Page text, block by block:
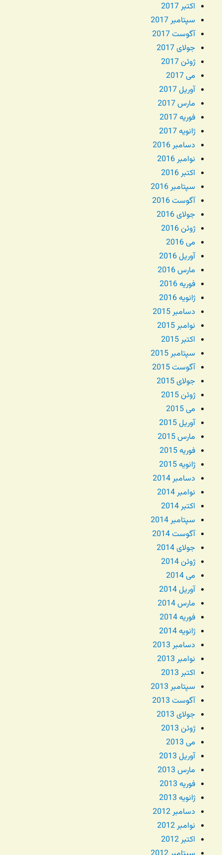
اکتبر 2017
سپتامبر 2017
آگوست 2017
جولای 2017
ژوئن 2017
می 2017
آوریل 2017
مارس 2017
فوریه 2017
ژانویه 2017
دسامبر 2016
نوامبر 2016
اکتبر 2016
سپتامبر 2016
آگوست 2016
جولای 2016
ژوئن 2016
می 2016
آوریل 2016
مارس 2016
فوریه 2016
ژانویه 2016
دسامبر 2015
نوامبر 2015
اکتبر 2015
سپتامبر 2015
آگوست 2015
جولای 2015
ژوئن 2015
می 2015
آوریل 2015
مارس 2015
فوریه 2015
ژانویه 2015
دسامبر 2014
نوامبر 2014
اکتبر 2014
سپتامبر 2014
آگوست 2014
جولای 2014
ژوئن 2014
می 2014
آوریل 2014
مارس 2014
فوریه 2014
ژانویه 2014
دسامبر 2013
نوامبر 2013
اکتبر 2013
سپتامبر 2013
آگوست 2013
جولای 2013
ژوئن 2013
می 2013
آوریل 2013
مارس 2013
فوریه 2013
ژانویه 2013
دسامبر 2012
نوامبر 2012
اکتبر 2012